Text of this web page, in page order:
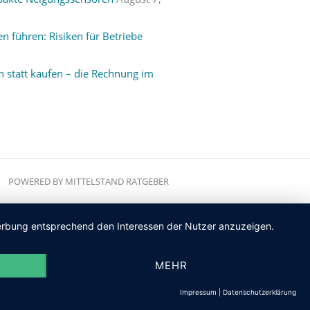
führen: Risiken für Betriebe
kaufen – die Rechnung im
POWERED BY MITTELSTAND RATGEBER
entsprechend den Interessen der Nutzer anzuzeigen.
MEHR
Impressum Datenschutzerklärung